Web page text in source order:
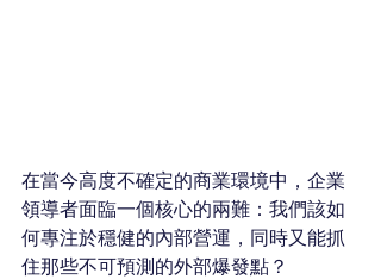
在當今高度不確定的商業環境中，企業
領導者面臨一個核心的兩難：我們該如
何專注於穩健的內部營運，同時又能抓
住那些不可預測的外部爆發點？